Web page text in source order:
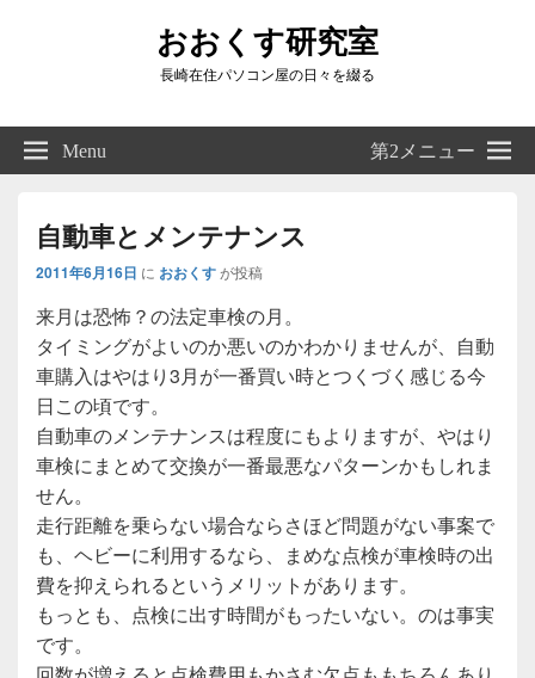
おおくす研究室
長崎在住パソコン屋の日々を綴る
Right
Sidebar
Widget
Menu 第2メニュー
自動車とメンテナンス
2011年6月16日 に おおくすが投稿
来月は恐怖？の法定車検の月。
タイミングがよいのか悪いのかわかりませんが、自動
車購入はやはり3月が一番買い時とつくづく感じる今
日この頃です。
自動車のメンテナンスは程度にもよりますが、やはり
車検にまとめて交換が一番最悪なパターンかもしれま
せん。
走行距離を乗らない場合ならさほど問題がない事案で
も、ヘビーに利用するなら、まめな点検が車検時の出
費を抑えられるというメリットがあります。
もっとも、点検に出す時間がもったいない。のは事実
です。